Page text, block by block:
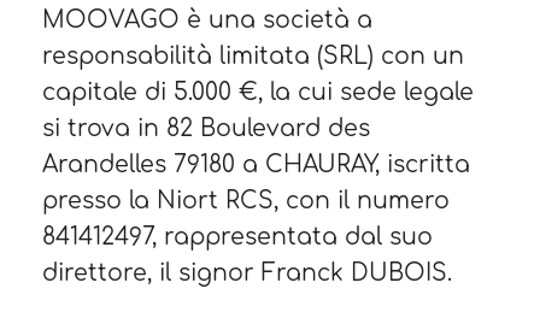
MOOVAGO è una società a
responsabilità limitata (SRL) con un
capitale di 5.000 €, la cui sede legale
si trova in 82 Boulevard des
Arandelles 79180 a CHAURAY, iscritta
presso la Niort RCS, con il numero
841412497, rappresentata dal suo
direttore, il signor Franck DUBOIS.